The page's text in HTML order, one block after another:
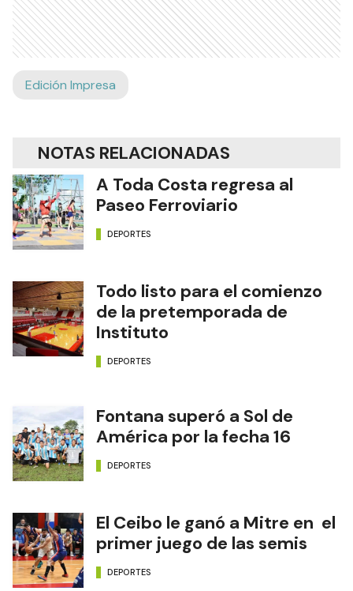
Edición Impresa
NOTAS RELACIONADAS
A Toda Costa regresa al
Paseo Ferroviario
DEPORTES
Todo listo para el comienzo
de la pretemporada de
Instituto
DEPORTES
Fontana superó a Sol de
América por la fecha 16
DEPORTES
El Ceibo le ganó a Mitre en el
primer juego de las semis
DEPORTES